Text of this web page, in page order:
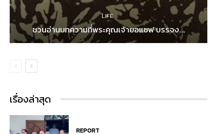
LIFE
ชวนอ่านบทความที่พระคุณเจ้ายอแซฟ บรรจง...
เรื่องล่าสุด
REPORT